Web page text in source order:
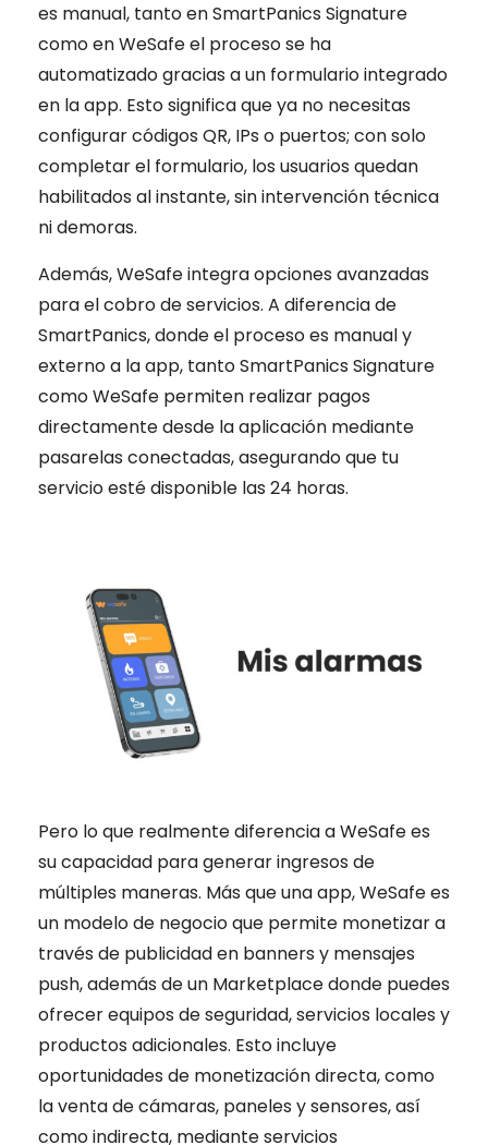
es manual, tanto en SmartPanics Signature
como en WeSafe el proceso se ha
automatizado gracias a un formulario integrado
en la app. Esto significa que ya no necesitas
configurar códigos QR, IPs o puertos; con solo
completar el formulario, los usuarios quedan
habilitados al instante, sin intervención técnica
ni demoras.
Además, WeSafe integra opciones avanzadas
para el cobro de servicios. A diferencia de
SmartPanics, donde el proceso es manual y
externo a la app, tanto SmartPanics Signature
como WeSafe permiten realizar pagos
directamente desde la aplicación mediante
pasarelas conectadas, asegurando que tu
servicio esté disponible las 24 horas.
Pero lo que realmente diferencia a WeSafe es
su capacidad para generar ingresos de
múltiples maneras. Más que una app, WeSafe es
un modelo de negocio que permite monetizar a
través de publicidad en banners y mensajes
push, además de un Marketplace donde puedes
ofrecer equipos de seguridad, servicios locales y
productos adicionales. Esto incluye
oportunidades de monetización directa, como
la venta de cámaras, paneles y sensores, así
como indirecta, mediante servicios